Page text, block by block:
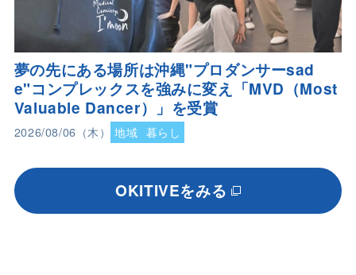
夢の先にある場所は沖縄"プロダンサーsad
e"コンプレックスを強みに変え「MVD（Most
Valuable Dancer）」を受賞
2026/08/06（木） 地域 暮らし
OKITIVEをみる